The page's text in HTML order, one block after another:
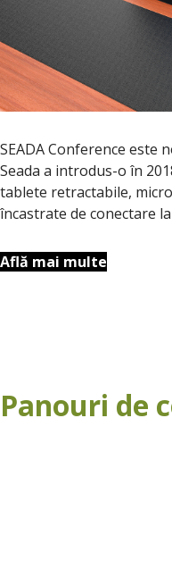
SEADA Conference este
Seada a introdus-o în
tablete retractabile,
încastrate de conectare
Află mai multe
Panouri de